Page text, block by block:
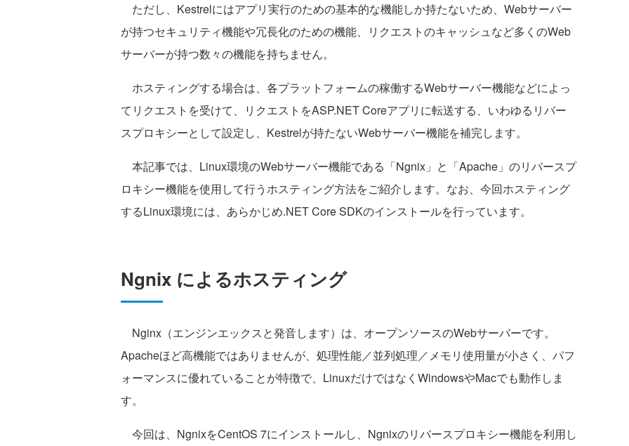
ただし、Kestrelにはアプリ実行のための基本的な機能しか持たないため、Webサーバー
が持つセキュリティ機能や冗長化のための機能、リクエストのキャッシュなど多くのWeb
サーバーが持つ数々の機能を持ちません。
ホスティングする場合は、各プラットフォームの稼働するWebサーバー機能などによっ
てリクエストを受けて、リクエストをASP.NET Coreアプリに転送する、いわゆるリバー
スプロキシーとして設定し、Kestrelが持たないWebサーバー機能を補完します。
本記事では、Linux環境のWebサーバー機能である「Ngnix」と「Apache」のリバースプ
ロキシー機能を使用して行うホスティング方法をご紹介します。なお、今回ホスティング
するLinux環境には、あらかじめ.NET Core SDKのインストールを行っています。
Ngnix によるホスティング
Nginx（エンジンエックスと発音します）は、オープンソースのWebサーバーです。
Apacheほど高機能ではありませんが、処理性能／並列処理／メモリ使用量が小さく、パフ
ォーマンスに優れていることが特徴で、LinuxだけではなくWindowsやMacでも動作しま
す。
今回は、NgnixをCentOS 7にインストールし、Ngnixのリバースプロキシー機能を利用し